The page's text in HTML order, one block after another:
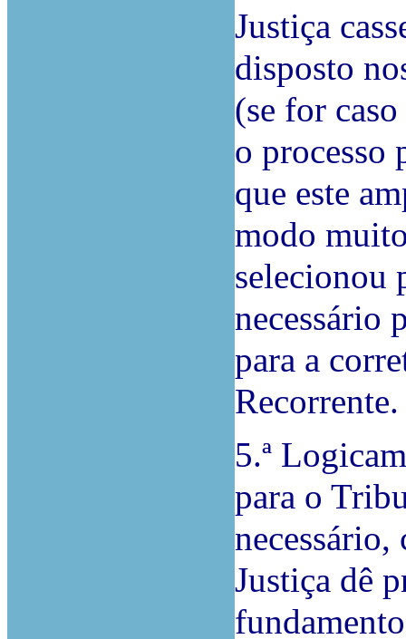
Justiça
disposto
(se for
o processo
que este
modo
selecionou
necessário
para a
Recorrente.
5.ª
para o
Justiça dê